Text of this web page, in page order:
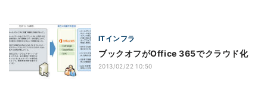
ITインフラ
ブックオフがOffice 365でクラウド化
2013/02/22 10:50